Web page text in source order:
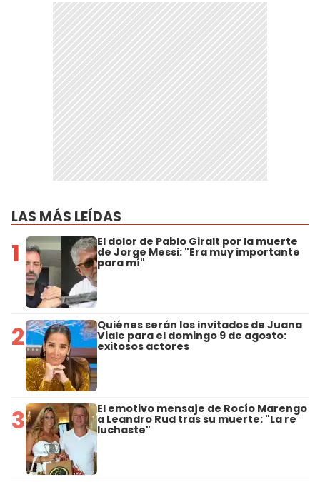
LAS MÁS LEÍDAS
1 El dolor de Pablo Giralt por la muerte
de Jorge Messi: "Era muy importante
para mí"
2 Quiénes serán los invitados de Juana
Viale para el domingo 9 de agosto:
exitosos actores
3 El emotivo mensaje de Rocío Marengo
a Leandro Rud tras su muerte: "La re
luchaste"